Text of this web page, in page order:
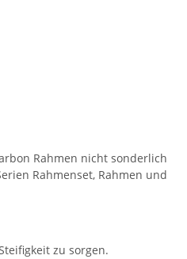
Rahmen nicht sonderlich
Rahmenset, Rahmen und
zu sorgen.